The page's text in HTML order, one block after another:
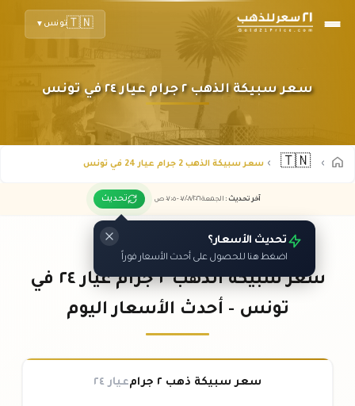
🇹🇳تونس ▼
سعر سبيكة الذهب ٢ جرام عيار ٢٤ في تونس
🇹🇳 سعر سبيكة الذهب 2 جرام عيار 24 في تونس
آخر تحديث : الجمعة ٠٧ /٠٨/٢٠٢٦ - ٠٧:٠٥ ص تحديث
تحديث الأسعار؟
اضغط هنا للحصول على أحدث الأسعار فوراً
سعر سبيكة الذهب ٢ جرام عيار ٢٤ في
تونس - أحدث الأسعار اليوم
سعر سبيكة ذهب ٢ جرام عيار ٢٤